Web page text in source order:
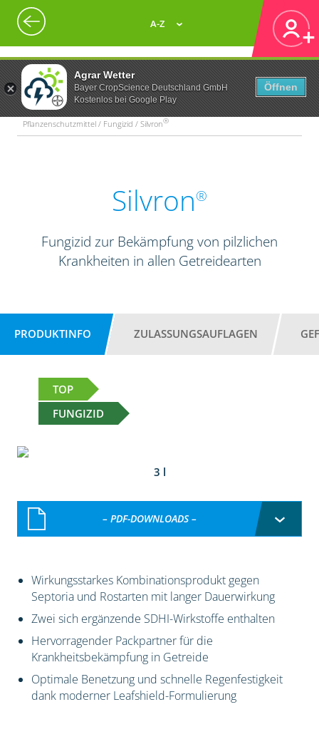
Agrar Wetter
Bayer CropScience Deutschland GmbH
Kostenlos bei Google Play
Öffnen
A-Z
Pflanzenschutzmittel / Fungizid / Silvron®
Silvron®
Fungizid zur Bekämpfung von pilzlichen
Krankheiten in allen Getreidearten
PRODUKTINFO ZULASSUNGSAUFLAGEN
TOP
FUNGIZID
3 l
– PDF-DOWNLOADS –
Wirkungsstarkes Kombinationsprodukt gegen
Septoria und Rostarten mit langer Dauerwirkung
Zwei sich ergänzende SDHI-Wirkstoffe enthalten
Hervorragender Packpartner für die
Krankheitsbekämpfung in Getreide
Optimale Benetzung und schnelle Regenfestigkeit
dank moderner Leafshield-Formulierung